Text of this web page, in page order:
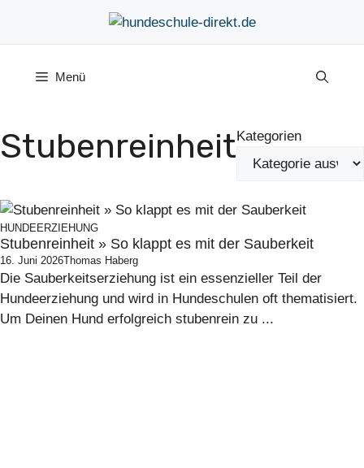
springen
Menü
StubenreinheitKategorien
HUNDEERZIEHUNG
Stubenreinheit » So klappt es mit der Sauberkeit
16. Juni 2026Thomas Haberg
Die Sauberkeitserziehung ist ein essenzieller Teil der
Hundeerziehung und wird in Hundeschulen oft thematisiert.
Um Deinen Hund erfolgreich stubenrein zu ...